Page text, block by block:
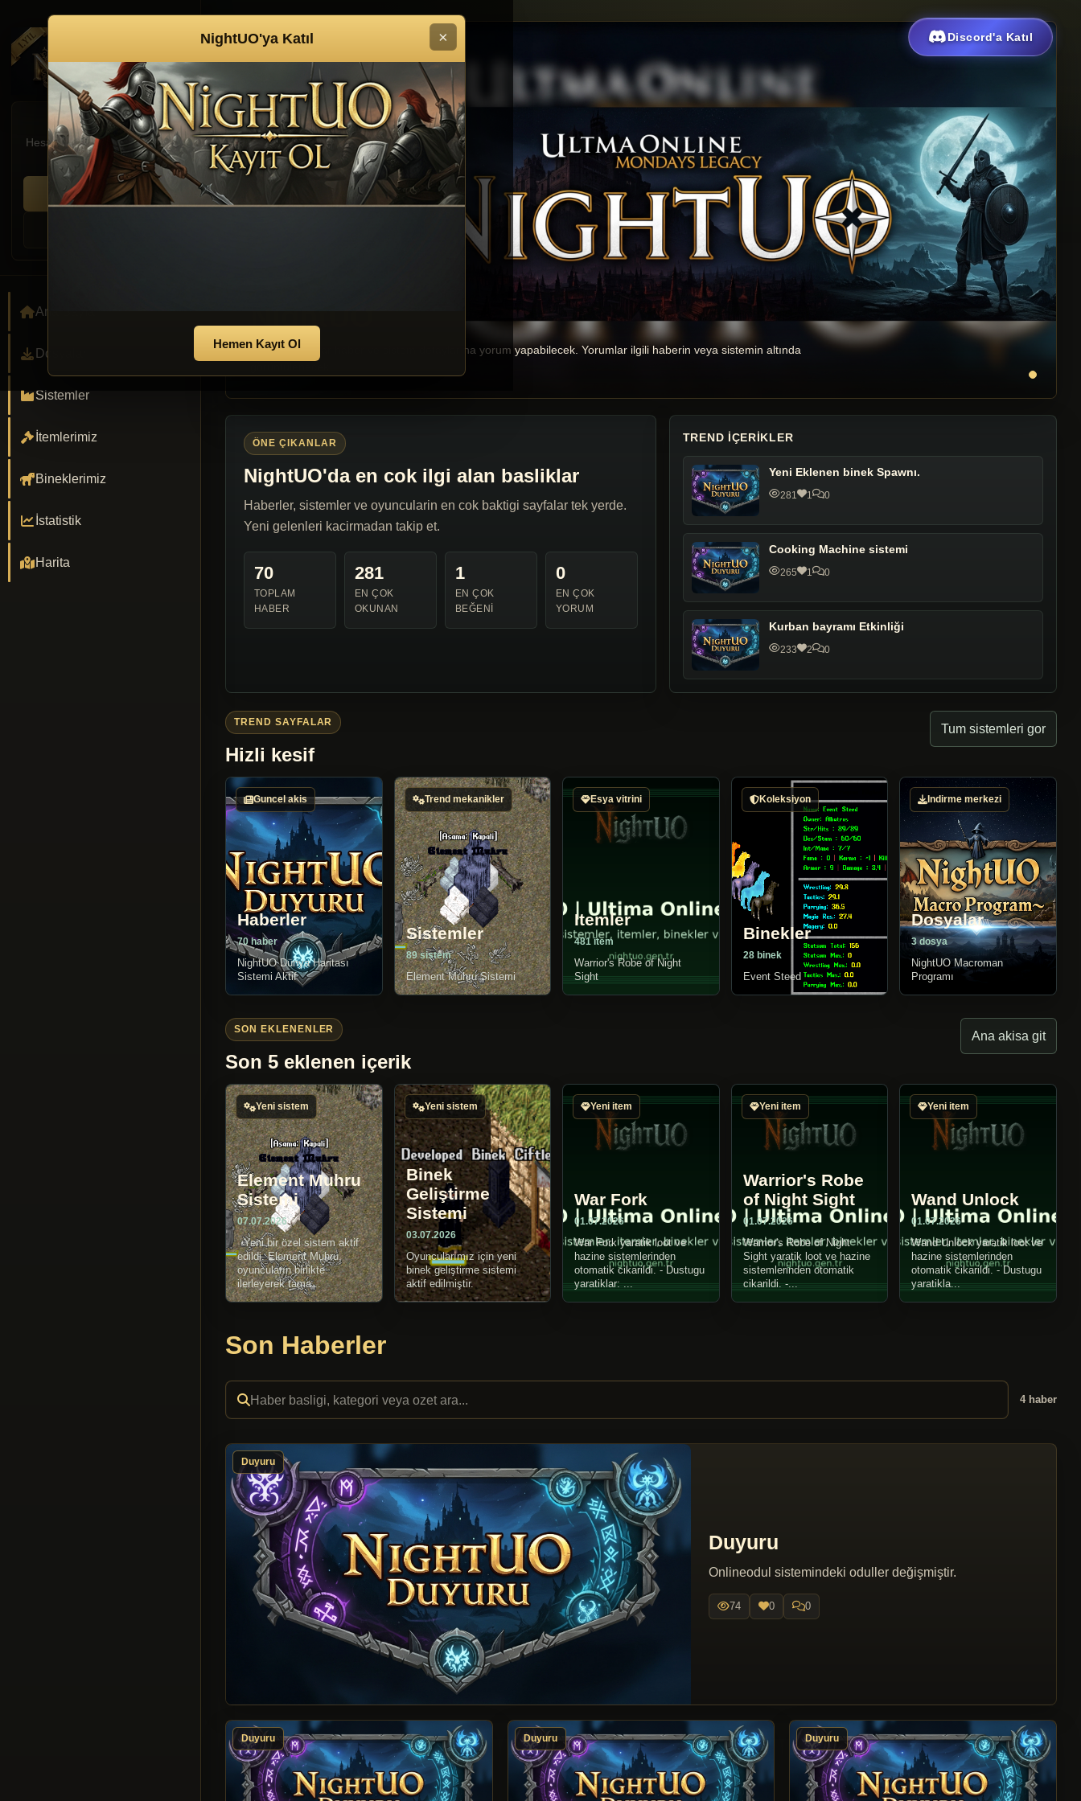
KULLANICI GIRISI
Hesabınla giriş yap veya yeni
kayıt oluştur.
Giriş Yap
Ana Sayfa
Dosyalar
Sistemler
İtemlerimiz
Bineklerimiz
İstatistik
Harita
Discord'a Katıl
×
NightUO'ya Katıl
NightUO
Artık kullanıcılar haber ve sistem detaylarına yorum yapabilecek. Yorumlar ilgili haberin veya sistemin altında
ÖNE ÇIKANLAR
NightUO'da en cok ilgi alan basliklar
Haberler, sistemler ve oyuncularin en cok baktigi sayfalar tek yerde.
Yeni gelenleri kacirmadan takip et.
70
TOPLAM
HABER
281
EN ÇOK
OKUNAN
1
EN ÇOK
BEĞENI
0
EN ÇOK
YORUM
TREND IÇERIKLER
Yeni Eklenen binek Spawnı.
281 1 0
Cooking Machine sistemi
265 1 0
Kurban bayramı Etkinliği
233 2 0
TREND SAYFALAR
Hizli kesif
Tum sistemleri gor
Guncel akis
Haberler
70 haber
NightUO Dünya Haritası
Sistemi Aktif
Trend mekanikler
Sistemler
89 sistem
Element Muhru Sistemi
Esya vitrini
Itemler
481 item
Warrior's Robe of Night
Sight
Koleksiyon
Binekler
28 binek
Event Steed
Indirme merkezi
Dosyalar
3 dosya
NightUO Macroman
Programı
SON EKLENENLER
Son 5 eklenen içerik
Ana akisa git
Yeni sistem
Element Muhru
Sistemi
07.07.2026
Yeni bir özel sistem aktif
edildi. Element Muhru,
oyuncuların birlikte
ilerleyerek tama...
Yeni sistem
Binek
Geliştirme
Sistemi
03.07.2026
Oyuncularımız için yeni
binek geliştirme sistemi
aktif edilmiştir.
Yeni item
War Fork
01.07.2026
War Fork yaratik loot ve
hazine sistemlerinden
otomatik cikarildi. - Dustugu
yaratiklar: ...
Yeni item
Warrior's Robe
of Night Sight
01.07.2026
Warrior's Robe of Night
Sight yaratik loot ve hazine
sistemlerinden otomatik
cikarildi. -...
Yeni item
Wand Unlock
01.07.2026
Wand Unlock yaratik loot ve
hazine sistemlerinden
otomatik cikarildi. - Dustugu
yaratikla...
Son Haberler
4 haber
Duyuru
Duyuru
Onlineodul sistemindeki oduller değişmiştir.
74 0 0
Duyuru Duyuru Duyuru